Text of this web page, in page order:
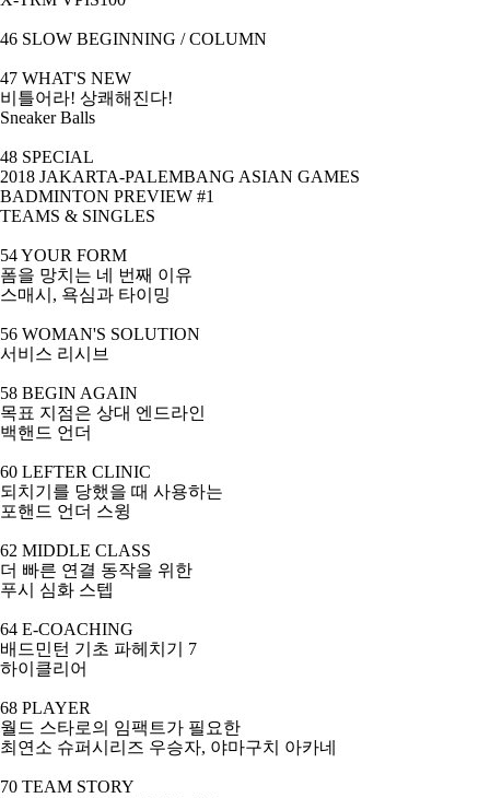
46 SLOW BEGINNING / COLUMN
47 WHAT'S NEW
비틀어라! 상쾌해진다!
Sneaker Balls
48 SPECIAL
2018 JAKARTA-PALEMBANG ASIAN GAMES
BADMINTON PREVIEW #1
TEAMS & SINGLES
54 YOUR FORM
폼을 망치는 네 번째 이유
스매시 , 욕심과 타이밍
56 WOMAN'S SOLUTION
서비스 리시브
58 BEGIN AGAIN
목표 지점은 상대 엔드라인
백핸드 언더
60 LEFTER CLINIC
되치기를 당했을 때 사용하는
포핸드 언더 스윙
62 MIDDLE CLASS
더 빠른 연결 동작을 위한
푸시 심화 스텝
64 E-COACHING
배드민턴 기초 파헤치기
7
하이클리어
68 PLAYER
월드 스타로의 임팩트가 필요한
최연소 슈퍼시리즈 우승자, 야마구치 아카네
70 TEAM STORY